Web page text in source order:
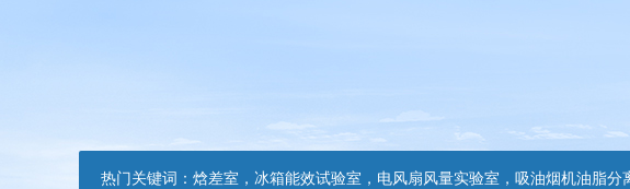
热门关键词： 焓差室，冰箱能效试验室，电风扇风量实验室，吸油烟机油脂分离度试验装置，吸油烟机空气性能试验装置，吸油烟机气味降低度试验装置，电